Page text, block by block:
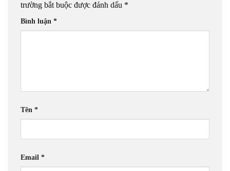
trường bắt buộc được đánh dấu *
Bình luận *
Tên *
Email *